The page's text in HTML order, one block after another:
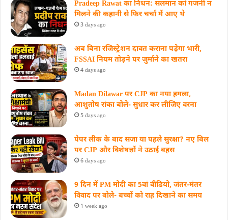
Pradeep Rawat का निधन: सलमान को गजनी न
मिलने की कहानी से फिर चर्चा में आए थे
3 days ago
अब बिना रजिस्ट्रेशन दावत कराना पड़ेगा भारी,
FSSAI नियम तोड़ने पर जुर्माने का खतरा
4 days ago
Madan Dilawar पर CJP का नया हमला,
आशुतोष रांका बोले- सुधार कर लीजिए वरना
5 days ago
पेपर लीक के बाद सजा या पहले सुरक्षा? नए बिल
पर CJP और विशेषज्ञों ने उठाई बहस
6 days ago
9 दिन में PM मोदी का 5वां वीडियो, जंतर-मंतर
विवाद पर बोले- बच्चों को राह दिखाने का समय
1 week ago